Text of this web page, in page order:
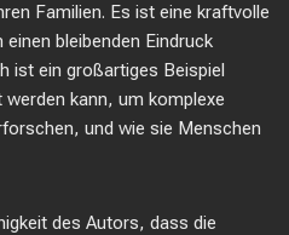
Familien. Es ist eine kraftvolle
bleibenden Eindruck
ist ein großartiges Beispiel
kann, um komplexe
und wie sie Menschen
des Autors, dass die